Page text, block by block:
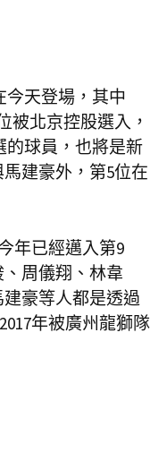
今天登場，其中
被北京控股選入，
的球員，也將是新
馬建豪外，第5位在
年已經邁入第9
周儀翔、林韋
豪等人都是透過
年被廣州龍獅隊